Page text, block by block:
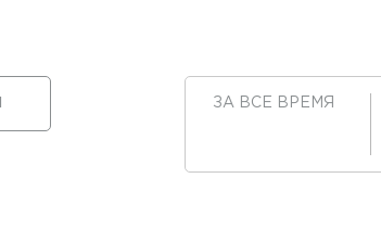
ЗА ВСЕ ВРЕМЯ